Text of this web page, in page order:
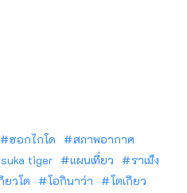
ฮอกไกโด
สภาพอากาศ
tiger แผนเที่ยว
ราเม็ง
ยวโต โอกินาว่า
โตเกียว